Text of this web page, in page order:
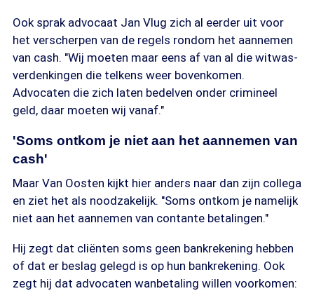
Ook sprak advocaat Jan Vlug zich al eerder uit voor
het verscherpen van de regels rondom het aannemen
van cash. "Wij moeten maar eens af van al die witwas-
verdenkingen die telkens weer bovenkomen.
Advocaten die zich laten bedelven onder crimineel
geld, daar moeten wij vanaf."
'Soms ontkom je niet aan het aannemen van
cash'
Maar Van Oosten kijkt hier anders naar dan zijn collega
en ziet het als noodzakelijk. "Soms ontkom je namelijk
niet aan het aannemen van contante betalingen."
Hij zegt dat cliënten soms geen bankrekening hebben
of dat er beslag gelegd is op hun bankrekening. Ook
zegt hij dat advocaten wanbetaling willen voorkomen: